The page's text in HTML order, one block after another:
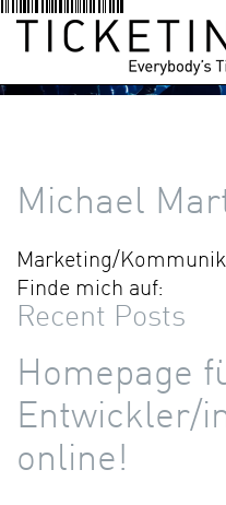
Michael
Marketing/
Finde mich auf:
Recent Posts
Homepage
Entwickler/
online!